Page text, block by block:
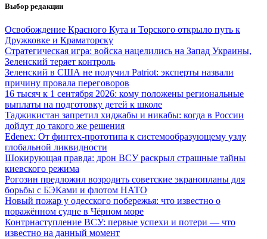
Выбор редакции
Освобождение Красного Кута и Торского открыло путь к
Дружковке и Краматорску
Стратегическая игра: войска нацелились на Запад Украины,
Зеленский теряет контроль
Зеленский в США не получил Patriot: эксперты назвали
причину провала переговоров
16 тысяч к 1 сентября 2026: кому положены региональные
выплаты на подготовку детей к школе
Таджикистан запретил хиджабы и никабы: когда в России
дойдут до такого же решения
Edenex: От финтех-прототипа к системообразующему узлу
глобальной ликвидности
Шокирующая правда: дрон ВСУ раскрыл страшные тайны
киевского режима
Рогозин предложил возродить советские экранопланы для
борьбы с БЭКами и флотом НАТО
Новый пожар у одесского побережья: что известно о
поражённом судне в Чёрном море
Контрнаступление ВСУ: первые успехи и потери — что
известно на данный момент